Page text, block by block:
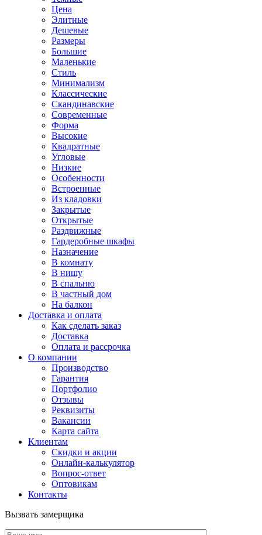
Цена
Элитные
Дешевые
Размеры
Большие
Маленькие
Стиль
Минимализм
Классические
Скандинавские
Современные
Форма
Высокие
Квадратные
Угловые
Низкие
Особенности
Встроенные
Из кладовки
Закрытые
Открытые
Раздвижные
Гардеробные шкафы
Назначение
В комнату
В нишу
В спальню
В частный дом
На балкон
Доставка и оплата
Как сделать заказ
Доставка
Оплата и рассрочка
О компании
Производство
Гарантия
Портфолио
Отзывы
Реквизиты
Вакансии
Карта сайта
Клиентам
Скидки и акции
Онлайн-калькулятор
Вопрос-ответ
Оптовикам
Контакты
Вызвать замерщика